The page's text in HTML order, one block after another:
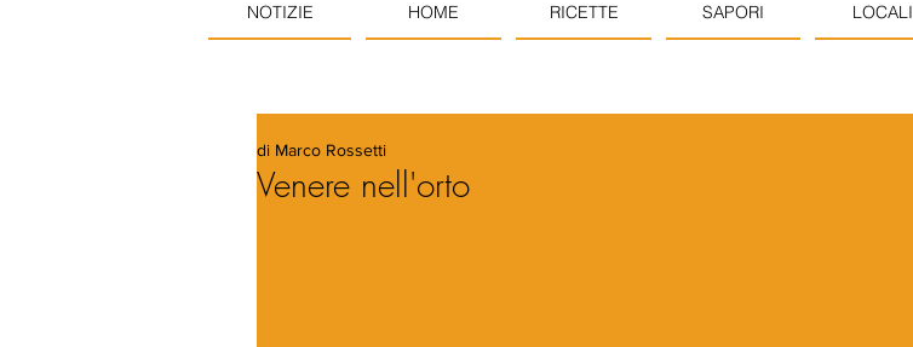
NOTIZIE HOME RICETTE SAPORI LOCALI
Venere nell'orto
di Marco Rossetti